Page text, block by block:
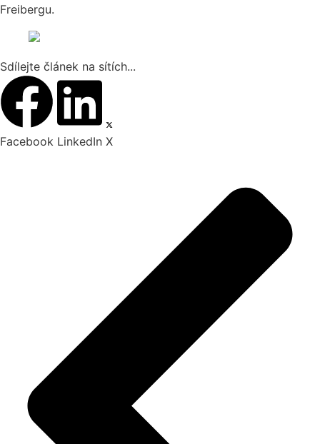
Freibergu.
Sdílejte článek na sítích...
Facebook LinkedIn X